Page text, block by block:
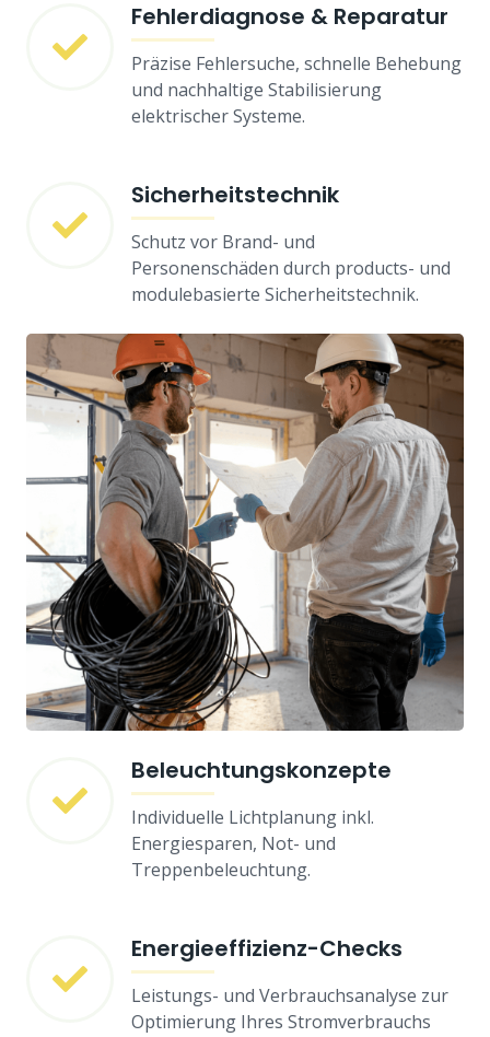
Fehlerdiagnose & Reparatur
Präzise Fehlersuche, schnelle Behebung
und nachhaltige Stabilisierung
elektrischer Systeme.
Sicherheitstechnik
Schutz vor Brand- und
Personenschäden durch products- und
modulebasierte Sicherheitstechnik.
Beleuchtungskonzepte
Individuelle Lichtplanung inkl.
Energiesparen, Not- und
Treppenbeleuchtung.
Energieeffizienz-Checks
Leistungs- und Verbrauchsanalyse zur
Optimierung Ihres Stromverbrauchs